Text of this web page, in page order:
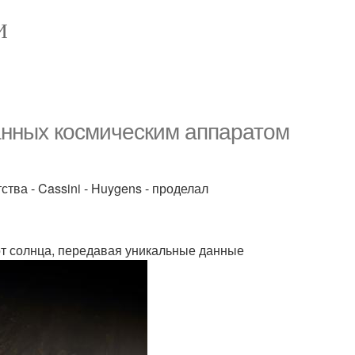
космическим аппаратом
- Cassini - Huygens - проделал
солнца, передавая уникальные данные